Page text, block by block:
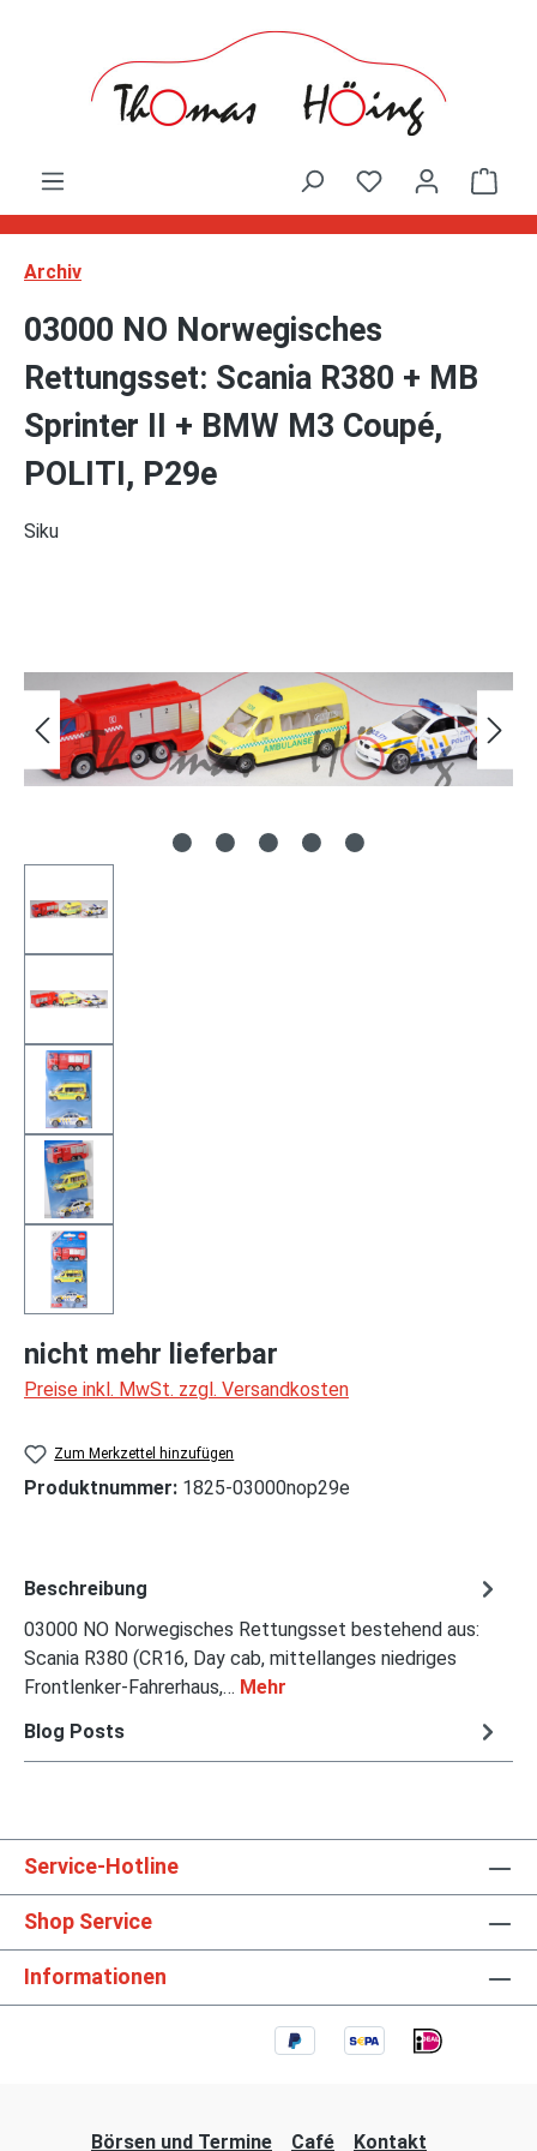
Archiv
03000 NO Norwegisches
Rettungsset: Scania R380 + MB
Sprinter II + BMW M3 Coupé,
POLITI, P29e
Siku
nicht mehr lieferbar
Preise inkl. MwSt. zzgl. Versandkosten
Zum Merkzettel hinzufügen
Produktnummer: 1825-03000nop29e
Beschreibung
03000 NO Norwegisches Rettungsset bestehend aus:
Scania R380 (CR16, Day cab, mittellanges niedriges
Frontlenker-Fahrerhaus,… Mehr
Blog Posts
Service-Hotline
Shop Service
Informationen
Börsen und Termine Café Kontakt